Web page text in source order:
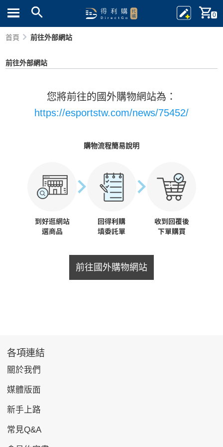
0
首頁 前往外部網站
前往外部網站
您將前往的國外購物網站為：
https://esportstw.com/news/75452/
購物流程簡易說明
前往國外購物網站
各項連結
關於我們
媒體版面
新手上路
常見Q&A